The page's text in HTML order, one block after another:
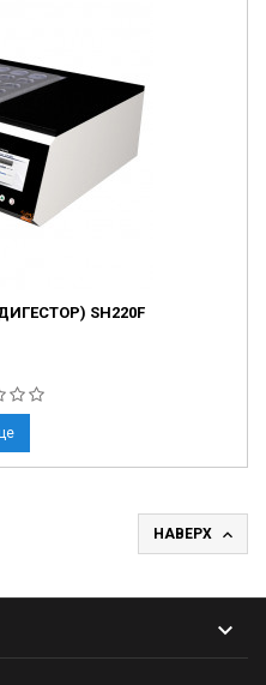
SH220F
НАВЕРХ 
